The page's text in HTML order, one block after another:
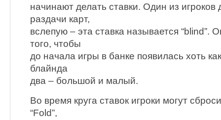
начинают делать ставки. Один из игроков
раздачи карт,
вслепую – эта ставка называется “blind”.
того, чтобы
до начала игры в банке появилась хоть
блайнда
два – большой и малый.
Во время круга ставок игроки могут
“Fold”,